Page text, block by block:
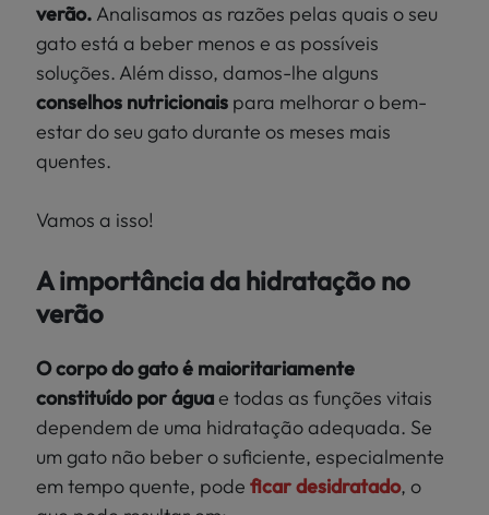
verão. Analisamos as razões pelas quais o seu
gato está a beber menos e as possíveis
soluções. Além disso, damos-lhe alguns
conselhos nutricionais para melhorar o bem-
estar do seu gato durante os meses mais
quentes.
Vamos a isso!
A importância da hidratação no
verão
O corpo do gato é maioritariamente
constituído por águae todas as funções vitais
dependem de uma hidratação adequada. Se
um gato não beber o suficiente, especialmente
em tempo quente, pode ficar desidratado, o